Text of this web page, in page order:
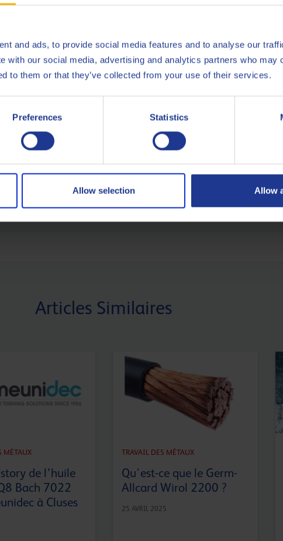
and ads, to provide social media features and to analyse our
with our social media, advertising and analytics partners who may
to them or that they’ve collected from your use of their services.
Preferences Statistics
Allow selection Allow
Stuart Duff
des Métaux.
Articles Similaires
MÉTAUX
de l’huile
Bach 7022
à Cluses
TRAVAIL DES MÉTAUX
Qu'est-ce que le Germ-
Allcard Wirol 2200 ?
25 AVRIL 2025